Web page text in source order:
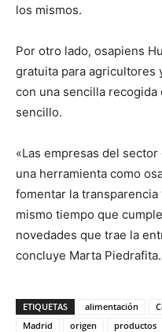
los mismos.
Por otro lado, osapiens
gratuita para agricultores
con una sencilla
sencillo.
«Las empresas del
una herramienta como
fomentar la
mismo tiempo que
novedades que trae la
concluye Marta Piedrafita.
ETIQUETAS alimentación
Madrid
origen productos